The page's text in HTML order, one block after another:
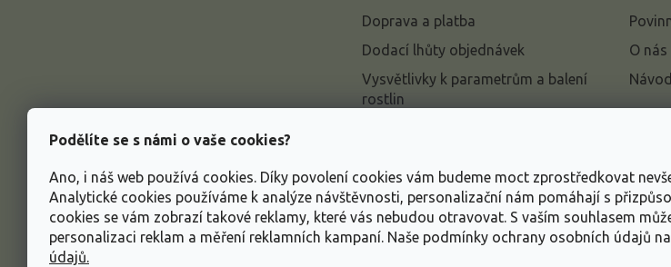
Podělíte se s námi o vaše cookies?
Ano, i náš web používá cookies. Díky povolení cookies vám budeme moct zprostředkovat
Analytické cookies používáme k analýze návštěvnosti, personalizační nám pomáhají s
cookies se vám zobrazí takové reklamy, které vás nebudou otravovat. S vaším souhlasem
personalizaci reklam a měření reklamních kampaní. Naše podmínky ochrany osobních údajů
údajů.
Doprava a platba
Dodací lhůty objednávek
Vysvětlivky k parametrům a balení
rostlin
Informace o ochraně osobních
údajů
Obchodní podmínky
O nás